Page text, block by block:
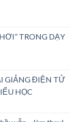
TRONG DẠY
GIẢNG ĐIỆN TỬ
HỌC